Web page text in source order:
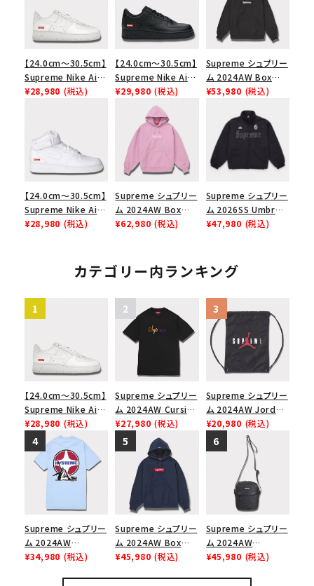
【24.0cm～30.5cm】
Supreme Nike Air
Force 1 Low シュプ
ューズ ホワイト
¥28,980 (税込)
【24.0cm～30.5cm】
Supreme Nike Air
Force 1 Low シュプ
リーム ナイキエアフォ
ース１スニーカー シ
ューズ ブラック
¥29,980 (税込)
Supreme シュプリー
ム 2024AW Box
Logo Hooded
スロゴフードパーカー
ブラック 黒
¥53,980 (税込)
【24.0cm～30.5cm】
Supreme Nike Air
Force 1 Mid シュプ
ューズ ホワイト 白
¥28,980 (税込)
Supreme シュプリー
ム 2024AW Box
Logo Hooded
ダスティーピンク
¥62,980 (税込)
Supreme シュプリー
ム 2026SS Umbro
Rhinestone Track
ジャケット ブラック
¥47,980 (税込)
カテゴリー内ランキング
【24.0cm～30.5cm】
Supreme Nike Air
Force 1 Low シュプ
リーム ナイキエアフォ
ース１スニーカー シ
ューズ ホワイト
¥28,980 (税込)
Supreme シュプリー
ム 2024AW Cursive
S/S Top カーシブシ
ョートスリーブトップ
Tシャツ ブラック 黒
¥27,980 (税込)
Supreme シュプリー
ム 2024AW Jordan
Drawstring Bag ジ
ョーダンドローストリ
ングバッグ バックパッ
ク ブラック 黒
¥20,980 (税込)
Supreme シュプリー
ム 2024AW
Hysteric Glamour
¥34,980 (税込)
Supreme シュプリー
ム 2024AW Box
Logo Hooded
¥45,980 (税込)
Supreme シュプリー
ム 2024AW
Leather Shoulder
¥45,980 (税込)